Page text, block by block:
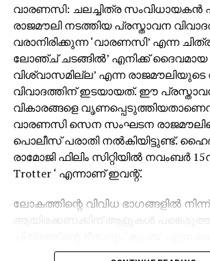
വാരണസി: ചലച്ചിത്ര
രാജമൗലി നടത്തിയ പ്രസ്താവന
വരാനിരിക്കുന്ന ‘വാരണസി’ എന്ന
ലോഞ്ച് ചടങ്ങില്‍’ എനിക്ക്
വിശ്വാസമില്ല’ എന്ന
വിവാദത്തിന് ഇടയായത്. ഈ
വികാരങ്ങളെ
വാരണസി സെന സംഘടന
പൊലീസ് പരാതി നല്‍കിയിട്ടുണ്ട്.
രാമോജി ഫിലിം സിറ്റിയില്‍ നവംബര്‍
Trotter ‘ എന്നാണ് ഇവന്റ്.
ലോകത്തിന്റെ വിവിധ ഭാഗങ്ങളില്‍ നിന്ന്
ആയിരക്കണക്കിന് ആളുകള്‍ പങ്കെടുത്ത
പുറത്തിറക്കിയിരുന്നു. സാങ്കേതിക